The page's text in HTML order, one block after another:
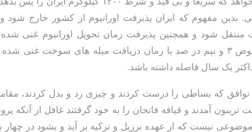
بدین مفهوم که ایران پذیرفت اورانیوم از کشور خارج شود
منتقل شود و همچنین پذیرفت زمان تحویل اورانیوم غنی شده
یک سال فاصله داشته باشد.
توافق که بساطی را درست کردند و چیزی رد و بدل کردند،
آمدند و قیافه فاتحان را به خود گرفتند غافل از آنکه
نیست که از عهده برزیل و ترکیه بر آید و بشود در چهار